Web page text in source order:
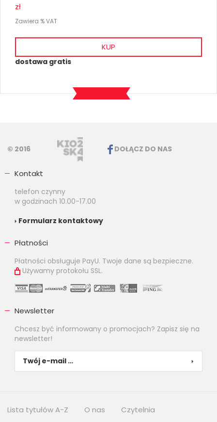
zł
Zawiera % VAT
KUP
dostawa gratis
© 2016 DOŁĄCZ DO NAS
Kontakt
telefon czynny
w godzinach 10.00-17.00
Formularz kontaktowy
Płatności
Płatności obsługuje PayU. Twoje dane są bezpieczne.
Używamy protokołu SSL.
Newsletter
Chcesz być informowany o promocjach? Zapisz się na
newsletter!
Lista tytułów A-Z O nas Czytelnia